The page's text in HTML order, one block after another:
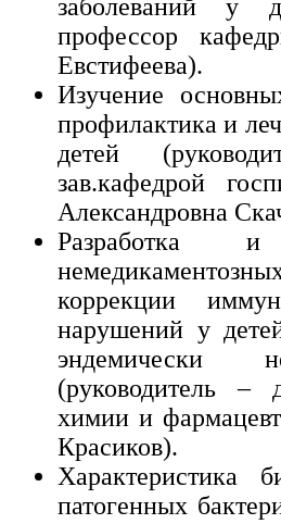
заболеваний у
профессор
Евстифеева).
Изучение
профилактика и
детей
зав.кафедрой
Александровна
Разработка и
коррекции
нарушений у
эндемически
(руководитель –
химии и
Красиков).
Характеристика
патогенных